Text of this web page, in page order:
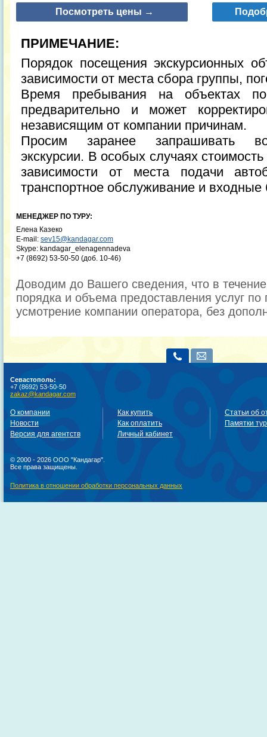
Посмотреть цены →
ПРИМЕЧАНИЕ:
Порядок посещения экскурсионных
зависимости от места сбора группы,
Время пребывания на объектах
предварительно и может
независящим от компании причинам.
Просим заранее запрашивать
экскурсии. В особых случаях
зависимости от места подачи
транспортное обслуживание и входные
МЕНЕДЖЕР ПО ТУРУ:
Елена Казеко
E-mail: sev15@kandagar.com
Skype: kandagar_elenagennadeva
+7 (8692) 53-50-50 (доб. 10-46)
Доводим до Вашего сведения, что в
порядка и объема предоставления услуг по
усмотрение компании оператора, без
Севастополь:
+7 (8692) 53-50-50
zakaz@kandagar.com
О компании
Новости
Версия для агентств
Как купить
Как оплатить
Личный кабинет
Статьи об
Памятки
© 2000 - 2026 ООО "Кандагар".
Все права защищены.
Политика в отношении обработки персональных данных